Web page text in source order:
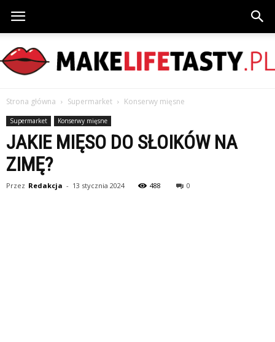
MakeLifeTasty.pl
Strona główna Supermarket Konserwy mięsne
Supermarket Konserwy mięsne
JAKIE MIĘSO DO SŁOIKÓW NA
ZIMĘ?
Przez Redakcja - 13 stycznia 2024 488 0